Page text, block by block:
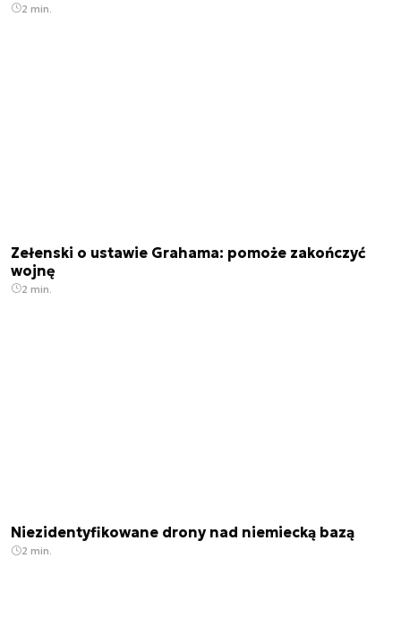
2 min.
Zełenski o ustawie Grahama: pomoże zakończyć
wojnę
2 min.
Niezidentyfikowane drony nad niemiecką bazą
2 min.